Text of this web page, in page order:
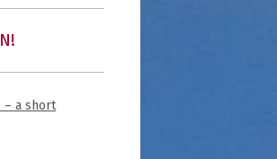
– a short